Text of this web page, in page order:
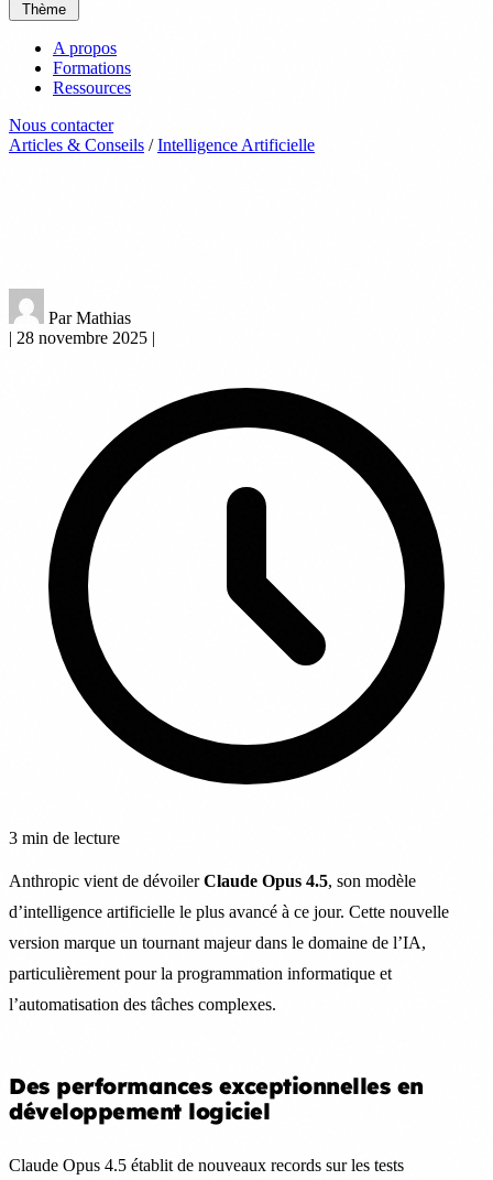
Thème
A propos
Formations
Ressources
Nous contacter
Articles & Conseils / Intelligence Artificielle
Par Mathias
| 28 novembre 2025 |
3 min de lecture
Anthropic vient de dévoilerClaude Opus 4.5, son modèle
d’intelligence artificielle le plus avancé à ce jour. Cette nouvelle
version marque un tournant majeur dans le domaine de l’IA,
particulièrement pour la programmation informatique et
l’automatisation des tâches complexes.
Des performances exceptionnelles en
développement logiciel
Claude Opus 4.5 établit de nouveaux records sur les tests